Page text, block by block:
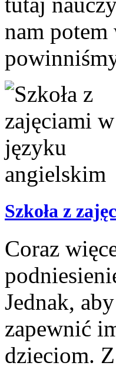
nam
Szkoła z
Coraz
Jednak,
zapewnić
dzieciom.